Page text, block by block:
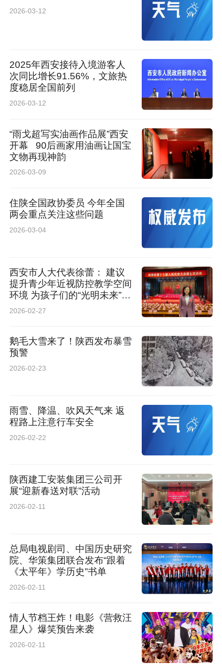
这一创新成果的成功应用，不仅吸引了铁路行业
的目光，也引起了公路交通领域的关注。据悉，
浙江省交通投资集团研究总院已明确表达合作意
业瓶颈。
高精度快速检测只是第一步，如何让结果一目了
进行智能处理与三维可视化重构。“未来，检测人
员坐在车内，就能在屏幕上看清隧道内部结构
的‘3D透明影像’，病害的位置、类型、规模一览
无余，就像为隧道做了一次全身CT扫描。”徐志
表示，这将进一步提升决策效率和养护管理的科
学性。这项源自研究院的创新成果，正在重新定
从精准识别产业痛点，到组建跨学科团队开展现
场沉浸式研发，再到完成工程化验证与迭代，是
研究院“需求牵引、验证先行、产业落地”创新逻
辑的生动体现。展望未来，西电杭州研究院将持
续深耕，孵化更多“小切口、大价值”的标杆案
例，助力更多前沿技术从实验室走向产业一线，
华商报大风新闻记者 任婷
2026-03-12
2025年西安接待入境游客人
次同比增长91.56%，文旅热
度稳居全国前列
2026-03-12
“雨戈超写实油画作品展”西安
开幕 90后画家用油画让国宝
文物再现神韵
2026-03-09
住陕全国政协委员 今年全国
两会重点关注这些问题
2026-03-04
西安市人大代表徐蕾： 建议
提升青少年近视防控教学空间
环境 为孩子们的“光明未来”保
驾护航
2026-02-27
鹅毛大雪来了！陕西发布暴雪
预警
2026-02-23
雨雪、降温、吹风天气来 返
程路上注意行车安全
2026-02-22
陕西建工安装集团三公司开
展“迎新春送对联”活动
2026-02-11
总局电视剧司、中国历史研究
院、华策集团联合发布“跟着
《太平年》学历史”书单
2026-02-11
情人节档王炸！电影《营救汪
星人》爆笑预告来袭
2026-02-11